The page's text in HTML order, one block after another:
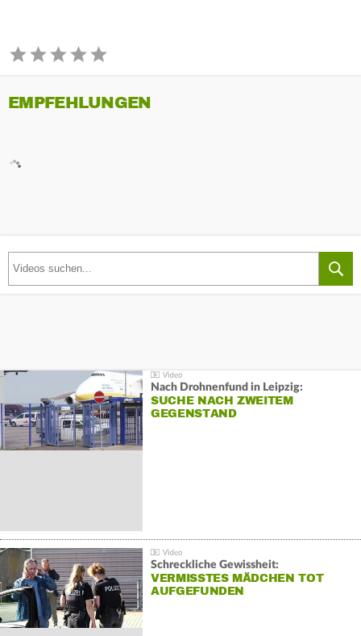
EMPFEHLUNGEN
Nach Drohnenfund in Leipzig:
SUCHE NACH ZWEITEM
GEGENSTAND
Schreckliche Gewissheit:
VERMISSTES MÄDCHEN TOT
AUFGEFUNDEN